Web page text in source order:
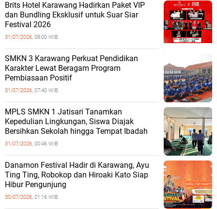
Brits Hotel Karawang Hadirkan Paket VIP
dan Bundling Eksklusif untuk Suar Siar
Festival 2026
31/07/2026, 08:00 WIB
SMKN 3 Karawang Perkuat Pendidikan
Karakter Lewat Beragam Program
Pembiasaan Positif
31/07/2026, 07:40 WIB
MPLS SMKN 1 Jatisari Tanamkan
Kepedulian Lingkungan, Siswa Diajak
Bersihkan Sekolah hingga Tempat Ibadah
31/07/2026, 00:46 WIB
Danamon Festival Hadir di Karawang, Ayu
Ting Ting, Robokop dan Hiroaki Kato Siap
Hibur Pengunjung
30/07/2026, 01:16 WIB